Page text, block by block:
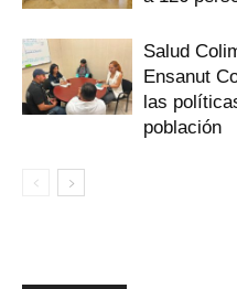
Salud
Ensanut
las
población